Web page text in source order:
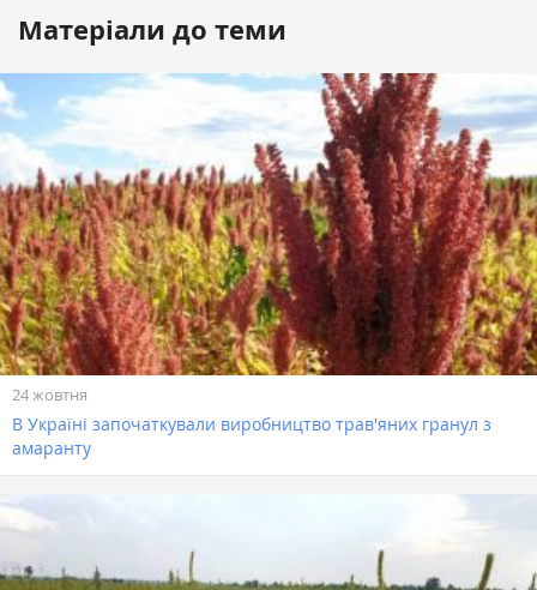
Матеріали до теми
24 жовтня
В Україні започаткували виробництво трав'яних гранул з
амаранту